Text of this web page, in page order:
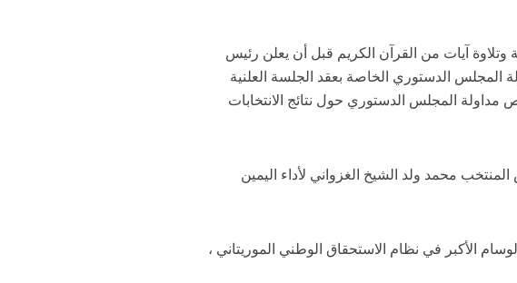
وتلاوة آيات من القرآن الكريم قبل أن يعلن رئيس
المجلس الدستوري الخاصة بعقد الجلسة العلنية
مداولة المجلس الدستوري حول نتائج الانتخابات
محمد ولد الشيخ الغزواني لأداء اليمين
الأكبر في نظام الاستحقاق الوطني الموريتاني ،